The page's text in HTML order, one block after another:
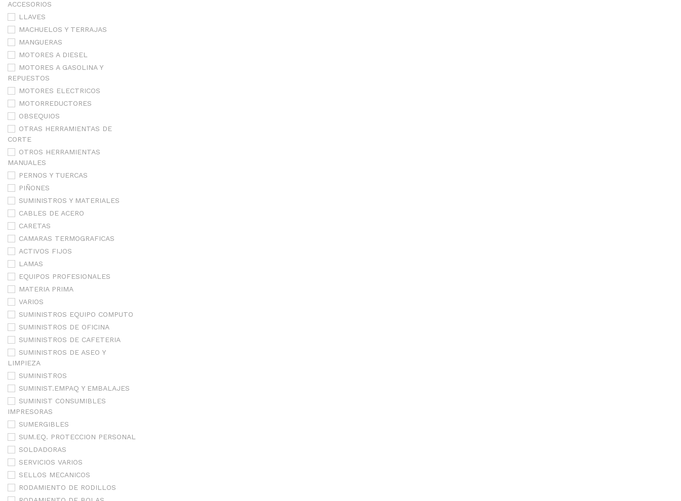
ACCESORIOS
LLAVES
MACHUELOS Y TERRAJAS
MANGUERAS
MOTORES A DIESEL
MOTORES A GASOLINA Y
REPUESTOS
MOTORES ELECTRICOS
MOTORREDUCTORES
OBSEQUIOS
OTRAS HERRAMIENTAS DE
CORTE
OTROS HERRAMIENTAS
MANUALES
PERNOS Y TUERCAS
PIÑONES
SUMINISTROS Y MATERIALES
CABLES DE ACERO
CARETAS
CAMARAS TERMOGRAFICAS
ACTIVOS FIJOS
LAMAS
EQUIPOS PROFESIONALES
MATERIA PRIMA
VARIOS
SUMINISTROS EQUIPO COMPUTO
SUMINISTROS DE OFICINA
SUMINISTROS DE CAFETERIA
SUMINISTROS DE ASEO Y
LIMPIEZA
SUMINISTROS
SUMINIST.EMPAQ Y EMBALAJES
SUMINIST CONSUMIBLES
IMPRESORAS
SUMERGIBLES
SUM.EQ. PROTECCION PERSONAL
SOLDADORAS
SERVICIOS VARIOS
SELLOS MECANICOS
RODAMIENTO DE RODILLOS